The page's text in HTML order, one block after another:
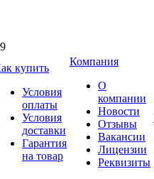
купить
Условия
оплаты
Условия
доставки
Гарантия
на товар
Компания
О
компании
Новости
Отзывы
Вакансии
Лицензии
Реквизиты